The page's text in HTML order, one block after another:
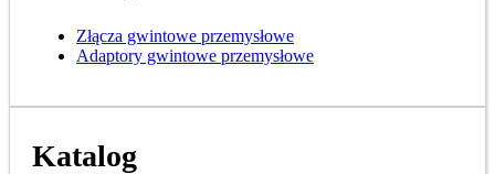
Złącza gwintowe przemysłowe
Adaptory gwintowe przemysłowe
Katalog